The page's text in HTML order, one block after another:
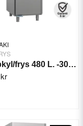
Snabbkyl/frys 480 L. -30/+10°C BAKER SF 550